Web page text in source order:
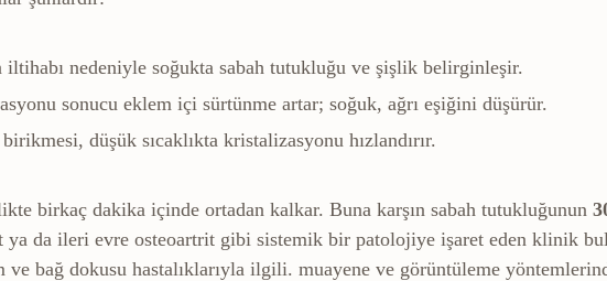
nedeniyle soğukta sabah tutukluğu ve şişlik belirginleşir.
sonucu eklem içi sürtünme artar; soğuk, ağrı eşiğini düşürür.
düşük sıcaklıkta kristalizasyonu hızlandırır.
birkaç dakika içinde ortadan kalkar. Buna karşın sabah tutukluğunun
da ileri evre osteoartrit gibi sistemik bir patolojiye işaret eden klinik
ve bağ dokusu hastalıklarıyla ilgili. muayene ve görüntüleme